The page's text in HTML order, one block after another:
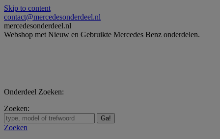
Skip to content
contact@mercedesonderdeel.nl
mercedesonderdeel.nl
Webshop met Nieuw en Gebruikte Mercedes Benz onderdelen.
Onderdeel Zoeken:
Zoeken:
Zoeken